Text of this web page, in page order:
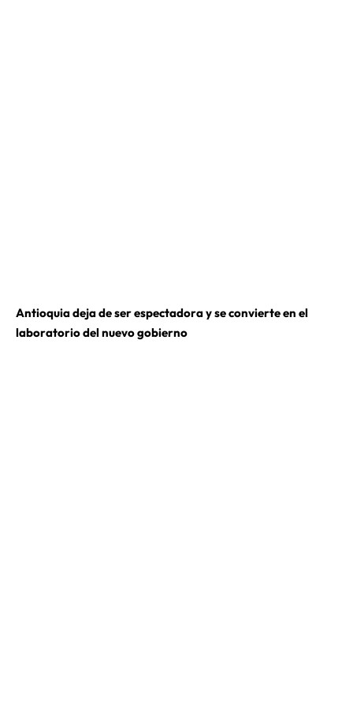
Antioquia deja de ser espectadora y se convierte en el
laboratorio del nuevo gobierno